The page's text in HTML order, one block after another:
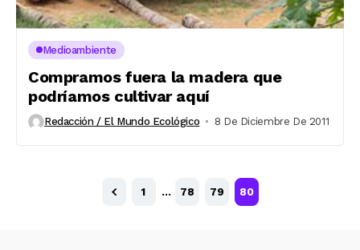
Medioambiente
Compramos fuera la madera que
podríamos cultivar aquí
Redacción / El Mundo Ecológico 8 De Diciembre De 2011
1 … 78 79 80